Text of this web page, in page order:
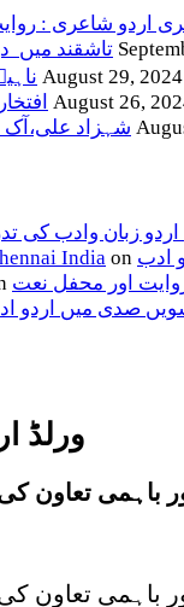
اردو شاعری :
تاشقند میں
August 29, 2024
August 26,
شہزاد علی،آک
اردو زبان وادب کی
India on ادب
اور محفل نعت
صدی میں اردو
ورلڈ
باہمی
باہمی